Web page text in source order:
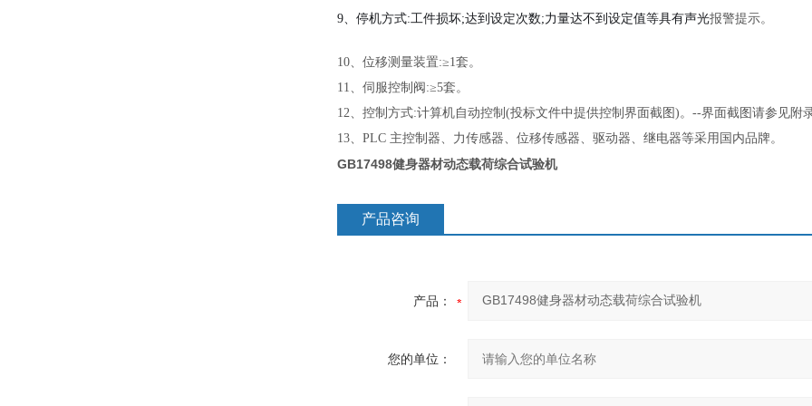
9、停机方式:工件损坏;达到设定次数;力量达不到设定值等具有声光报警提示。
10、位移测量装置:≥1套。
11、伺服控制阀:≥5套。
12、控制方式:计算机自动控制(投标文件中提供控制界面截图)。--界面截图请参见附
13、PLC 主控制器、力传感器、位移传感器、驱动器、继电器等采用国内品牌。
GB17498健身器材动态载荷综合试验机
产品咨询
产品：
您的单位：